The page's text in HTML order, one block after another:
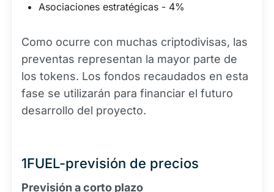
Asociaciones estratégicas - 4%
Como ocurre con muchas criptodivisas, las
preventas representan la mayor parte de
los tokens. Los fondos recaudados en esta
fase se utilizarán para financiar el futuro
desarrollo del proyecto.
1FUEL-previsión de precios
Previsión a corto plazo